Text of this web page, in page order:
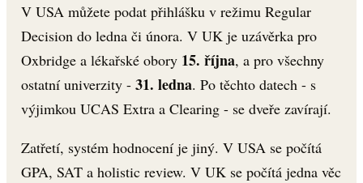
V USA můžete podat přihlášku v režimu Regular
Decision do ledna či února. V UK je uzávěrka pro
Oxbridge a lékařské obory 15. října, a pro všechny
ostatní univerzity - 31. ledna. Po těchto datech - s
výjimkou UCAS Extra a Clearing - se dveře zavírají.
Zatřetí, systém hodnocení je jiný. V USA se počítá
GPA, SAT a holistic review. V UK se počítá jedna věc